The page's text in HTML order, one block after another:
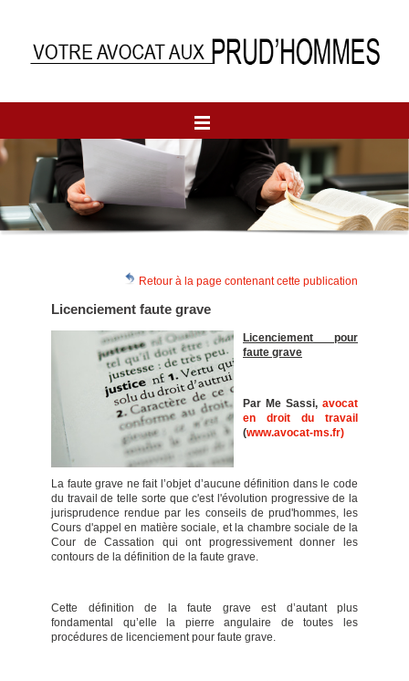
Retour à la page contenant cette publication
Licenciement faute grave
Licenciement pour
faute grave
Par Me Sassi, avocat
en droit du travail
(www.avocat-ms.fr)
La faute grave ne fait l’objet d’aucune définition dans le code
du travail de telle sorte que c'est l'évolution progressive de la
jurisprudence rendue par les conseils de prud'hommes, les
Cours d'appel en matière sociale, et la chambre sociale de la
Cour de Cassation qui ont progressivement donner les
contours de la définition de la faute grave.
Cette définition de la faute grave est d’autant plus
fondamental qu’elle la pierre angulaire de toutes les
procédures de licenciement pour faute grave.